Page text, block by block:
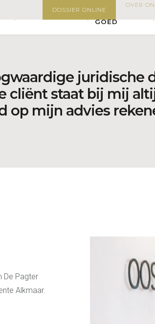
DOSSIER ONLINE
OVER
ONROEREND
GOED
Maarten Oostermeyer
juridische
cliënt staat bij mij
op mijn advies
De Pagter
Alkmaar.